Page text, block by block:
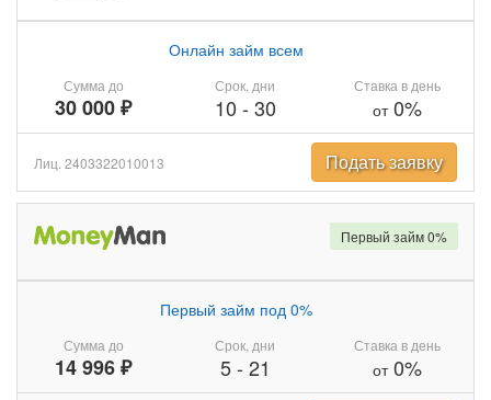
Сумма до
30 000 ₽
Онлайн займ всем
Срок, дни
10 - 30
Ставка в день
от0%
Лиц. 2403322010013 Подать заявку
Сумма до
14 996 ₽
Первый займ под 0%
Срок, дни
5- 21
Ставка в день
от0%
Первый займ 0%